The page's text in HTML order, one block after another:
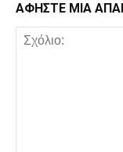
ΑΦΗΣΤΕ ΜΙΑ